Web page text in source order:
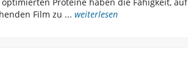
Film zu ... weiterlesen